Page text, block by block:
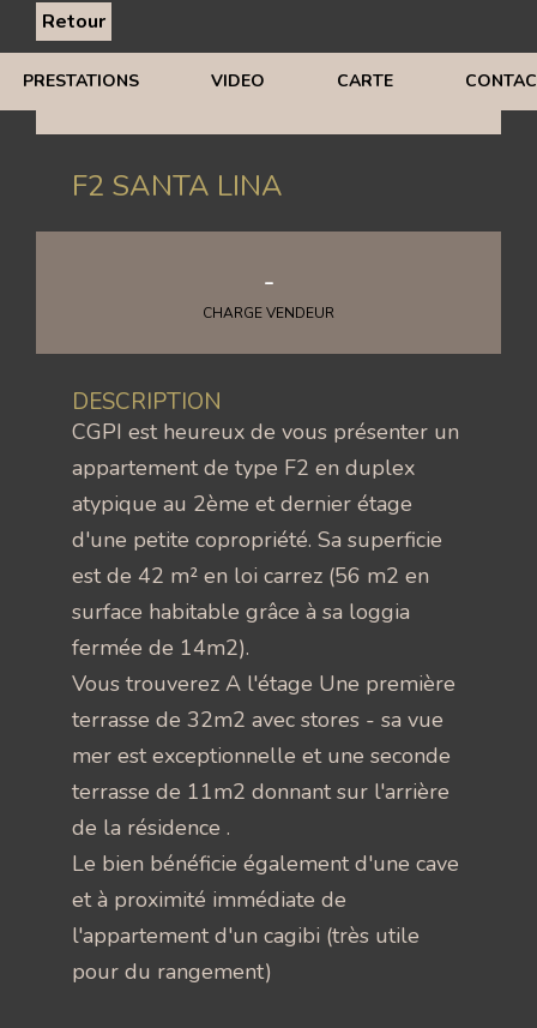
Retour
PRESTATIONS VIDEO CARTE
F2 SANTA LINA
-
CHARGE VENDEUR
DESCRIPTION
CGPI est heureux de vous présenter un
appartement de type F2 en duplex
atypique au 2ème et dernier étage
d'une petite copropriété. Sa superficie
est de 42 m² en loi carrez (56 m2 en
surface habitable grâce à sa loggia
fermée de 14m2).
Vous trouverez A l'étage Une première
terrasse de 32m2 avec stores - sa vue
mer est exceptionnelle et une seconde
terrasse de 11m2 donnant sur l'arrière
de la résidence .
Le bien bénéficie également d'une cave
et à proximité immédiate de
l'appartement d'un cagibi (très utile
pour du rangement)